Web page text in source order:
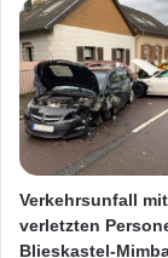
Verkehrsunfall
verletzten
Blieskastel-